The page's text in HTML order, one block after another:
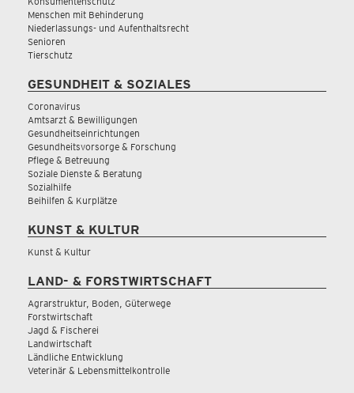
Menschen mit Behinderung
Niederlassungs- und Aufenthaltsrecht
Senioren
Tierschutz
GESUNDHEIT & SOZIALES
Coronavirus
Amtsarzt & Bewilligungen
Gesundheitseinrichtungen
Gesundheitsvorsorge & Forschung
Pflege & Betreuung
Soziale Dienste & Beratung
Sozialhilfe
Beihilfen & Kurplätze
KUNST & KULTUR
Kunst & Kultur
LAND- & FORSTWIRTSCHAFT
Agrarstruktur, Boden, Güterwege
Forstwirtschaft
Jagd & Fischerei
Landwirtschaft
Ländliche Entwicklung
Veterinär & Lebensmittelkontrolle